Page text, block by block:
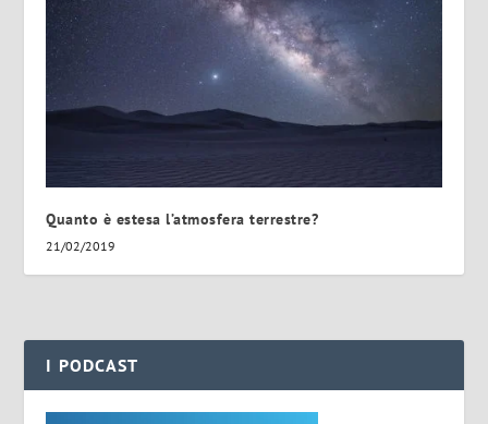
Quanto è estesa l’atmosfera terrestre?
21/02/2019
I PODCAST